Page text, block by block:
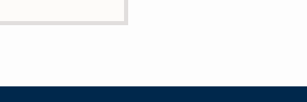
まれておりません。